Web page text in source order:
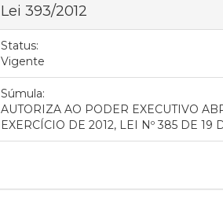
Lei 393/2012
Status:
Vigente
Súmula:
AUTORIZA AO PODER EXECUTIVO
EXERCÍCIO DE 2012, LEI Nº 385 DE